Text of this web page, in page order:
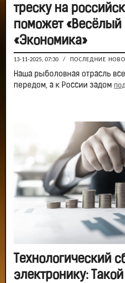
треску на
поможет
«Экономика»
13-11-2025, 07:30 / ПОСЛЕДНИЕ
Наша рыболовная отрасль
передом, а к России задом
Технологический
электронику: